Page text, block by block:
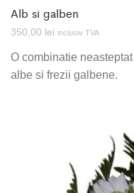
Alb si galben
350,00 lei inclusiv TVA
O combinatie
albe si frezii galbene.